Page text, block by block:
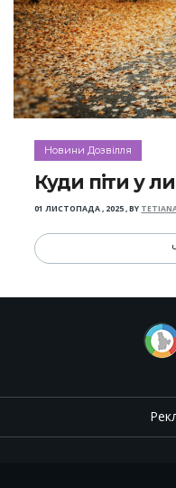
Новини Дозвілля
Куди піти у
01 ЛИСТОПАДА , 2025,BY